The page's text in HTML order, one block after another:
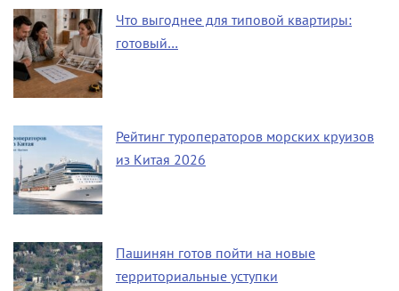
Что выгоднее для типовой квартиры:
готовый…
Рейтинг туроператоров морских круизов
из Китая 2026
Пашинян готов пойти на новые
территориальные уступки